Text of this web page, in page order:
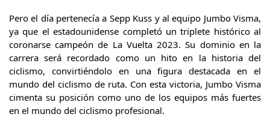
Pero el día pertenecía a Sepp Kuss y al equipo Jumbo Visma,
ya que el estadounidense completó un triplete histórico al
coronarse campeón de La Vuelta 2023. Su dominio en la
carrera será recordado como un hito en la historia del
ciclismo, convirtiéndolo en una figura destacada en el
mundo del ciclismo de ruta. Con esta victoria, Jumbo Visma
cimenta su posición como uno de los equipos más fuertes
en el mundo del ciclismo profesional.